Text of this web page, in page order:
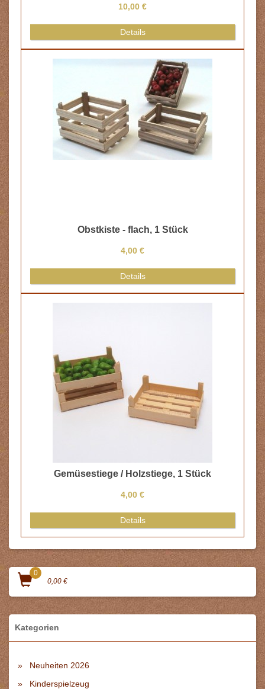
10,00 €
Details
Obstkiste - flach, 1 Stück
4,00 €
Details
Gemüsestiege / Holzstiege, 1 Stück
4,00 €
Details
0
0,00 €
Kategorien
Neuheiten 2026
Kinderspielzeug